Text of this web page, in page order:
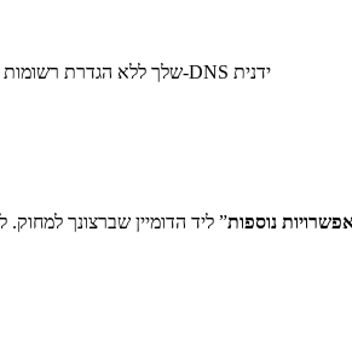
רוצה לרכוש ולחבר אוטומטית את הדומיין שלך לאתר Webflow שלך ללא הגדרת רשומות ה-DNS ידנית
נוספות” ליד הדומיין שברצונך